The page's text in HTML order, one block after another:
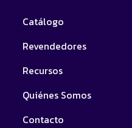
Catálogo
Revendedores
Recursos
Quiénes Somos
Contacto